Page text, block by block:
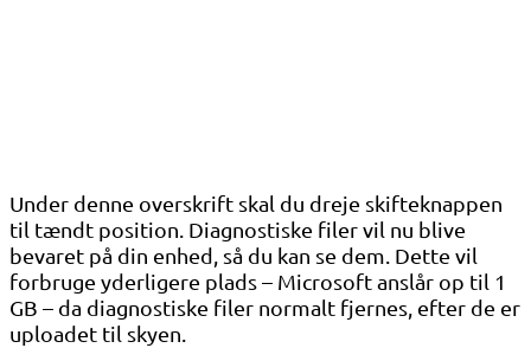
Under denne overskrift skal du dreje skifteknappen
til tændt position. Diagnostiske filer vil nu blive
bevaret på din enhed, så du kan se dem. Dette vil
forbruge yderligere plads – Microsoft anslår op til 1
GB – da diagnostiske filer normalt fjernes, efter de er
uploadet til skyen.